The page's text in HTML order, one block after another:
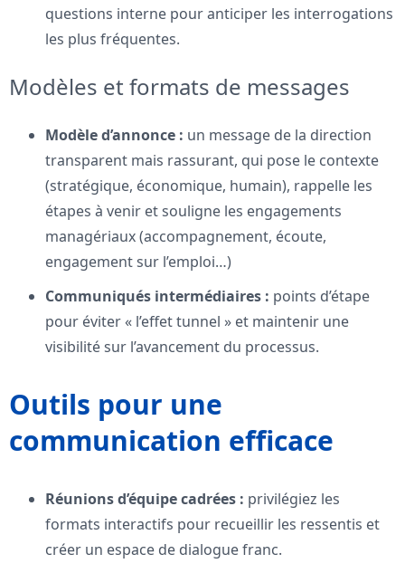
questions interne pour anticiper les interrogations
les plus fréquentes.
Modèles et formats de messages
Modèle d’annonce : un message de la direction
transparent mais rassurant, qui pose le contexte
(stratégique, économique, humain), rappelle les
étapes à venir et souligne les engagements
managériaux (accompagnement, écoute,
engagement sur l’emploi…)
Communiqués intermédiaires : points d’étape
pour éviter « l’effet tunnel » et maintenir une
visibilité sur l’avancement du processus.
Outils pour une
communication efficace
Réunions d’équipe cadrées : privilégiez les
formats interactifs pour recueillir les ressentis et
créer un espace de dialogue franc.